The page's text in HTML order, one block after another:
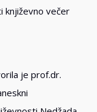
književno večer
je prof.dr.